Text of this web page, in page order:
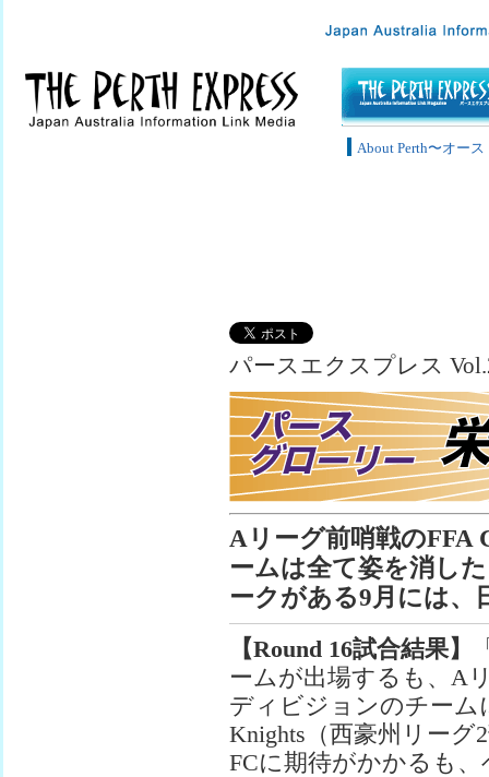
About Perth〜オー
パースエクスプレス
Aリーグ前哨戦のFFA
ームは全て姿を消し
ークがある9月には、
【Round 16試合結果】
ームが出場するも、A
ディビジョンのチーム
Knights（西豪州リーグ
FCに期待がかかるも